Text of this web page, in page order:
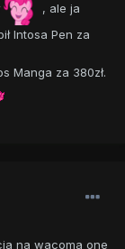
, ale ja
Intosa Pen za
Manga za 380zł.
na wacoma one